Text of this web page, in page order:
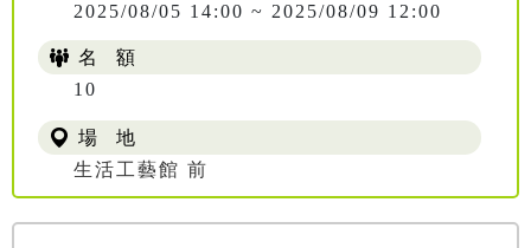
2025/08/05 14:00 ~ 2025/08/09 12:00
名 額
10
場 地
生活工藝館 前